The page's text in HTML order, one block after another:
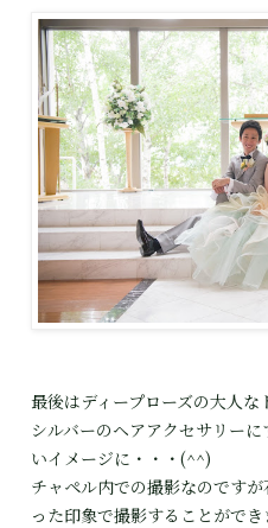
最後はディープローズの大人
シルバーのヘアアクセサリー
いイメージに・・・(^^)
チャペル内での撮影なのです
った印象で撮影することができ